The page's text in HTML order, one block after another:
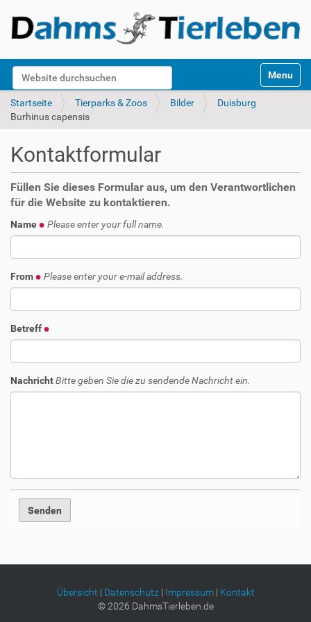
Website durchsuchen
k
Toggle
Startseite Tierparks & Zoos Bilder
Duisburg
Burhinus capensis
Kontaktformular
Füllen Sie dieses Formular aus, um den Verantwortlichen
für die Website zu kontaktieren.
Name Please enter your full name.
From Please enter your e-mail address.
Betreff
NachrichtBitte geben Sie die zu sendende Nachricht ein.
Übersicht | Datenschutz| Impressum| Kontakt
©2026 DahmsTierleben.de